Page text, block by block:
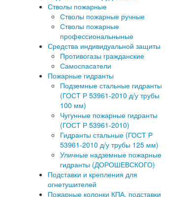
Стволы пожарные
Стволы пожарные ручные
Стволы пожарные
профессиональныные
Средства индивидуальной защиты
Противогазы гражданские
Самоспасатели
Пожарные гидранты
Подземные стальные гидранты
(ГОСТ Р 53961-2010 д/у трубы
100 мм)
Чугунные пожарные гидранты
(ГОСТ Р 53961-2010)
Гидранты стальные (ГОСТ Р
53961-2010 д/у трубы 125 мм)
Уличные надземные пожарные
гидранты (ДОРОШЕВСКОГО)
Подставки и крепления для
огнетушителей
Пожарные колонки КПА, подставки